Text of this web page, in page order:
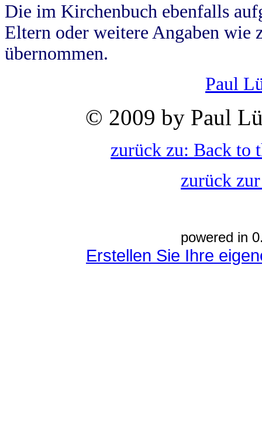
Die im Kirchenbuch ebenfalls
Eltern oder weitere Angaben wie
übernommen.
Paul
© 2009 by Paul
zurück zu: Back to
zurück
powered in
Erstellen Sie Ihre